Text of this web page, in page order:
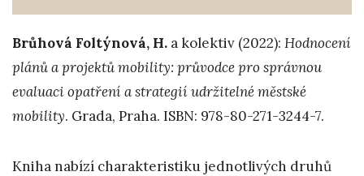
Brůhová Foltýnová, H. a kolektiv (2022): Hodnocení
plánů a projektů mobility: průvodce pro správnou
evaluaci opatření a strategií udržitelné městské
mobility. Grada, Praha. ISBN: 978-80-271-3244-7.
Kniha nabízí charakteristiku jednotlivých druhů